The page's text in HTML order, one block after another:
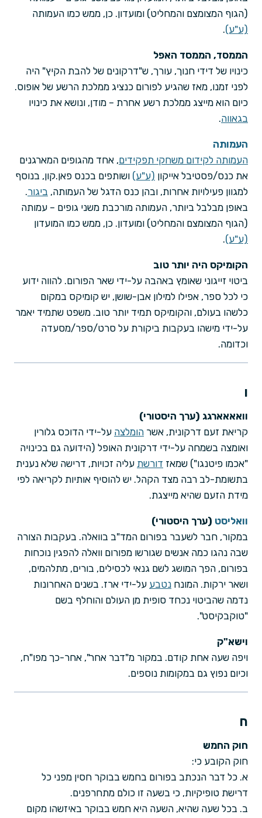
(הגוף המצומצם והמחליט) ומועדון. כן, ממש כמו העמותה
(ע"ע).
הממסד, הממסד האפל
כינויו של דידי חנוך, עורך, ש"דרקונים של להבת הקיץ" היה
לפני זמנו, מאז שהגיע לפורום כנציג ממלכת הרשע של אופוס.
כיום הוא מייצג ממלכת רשע אחרת – מודן, ונושא את כינויו
בגאווה.
העמותה
העמותה לקידום משחקי תפקידים, אחד מהגופים המארגנים
את כנס/פסטיבל אייקון (ע"ע) ושותפים בכנס פאן.קון, בנוסף
למגוון פעילויות אחרות, ובהן כנס הדגל של העמותה, ביגור.
באופן מבלבל ביותר, העמותה מורכבת משני גופים – עמותה
(הגוף המצומצם והמחליט) ומועדון. כן, ממש כמו המועדון
(ע"ע).
הקומיקס היה יותר טוב
ביטוי זייגוני שאומץ באהבה על-ידי שאר הפורום. להווה ידוע
כי לכל ספר, אפילו למילון אבן-שושן, יש קומיקס במקום
כלשהו בעולם, והקומיקס תמיד יותר טוב. משפט שתמיד יאמר
על-ידי מישהו בעקבות ביקורת על סרט/ספר/מסעדה
וכדומה.
ו
וואאאארגג (ערך היסטורי)
קריאת זעם דרקונית, אשר הומלצה על-ידי הדוכס גלורין
ואומצה בשמחה על-ידי דרקונית האופל (הידועה גם בכינויה
"אכמו פיטנגו") שמאז דורשת עליה זכויות, דרישה שלא נענית
בתשומת-לב רבה מצד הקהל. יש להוסיף אותיות לקריאה לפי
מידת הזעם שהיא מייצגת.
וואליסט (ערך היסטורי)
במקור, חבר לשעבר בפורום המד"ב בוואלה. בעקבות הצורה
שבה נהגו כמה אנשים שגורשו מפורום וואלה להפגין נוכחות
בפורום, הפך המושג לשם גנאי לכסילים, בורים, מתלהמים,
ושאר ירקות. המונח נטבע על-ידי ארז. בשנים האחרונות
נדמה שהביטוי נכחד סופית מן העולם והוחלף בשם
"טוקבקיסט".
וישא"ק
ויפה שעה אחת קודם. במקור מ"דבר אחר", אחר-כך מפו"ח,
וכיום נפוץ גם במקומות נוספים.
ח
חוק החמש
חוק הקובע כי:
א. כל דבר הנכתב בפורום בחמש בבוקר חסין מפני כל
דרישת טופיקיות, כי בשעה זו כולם מתחרפנים.
ב. בכל שעה שהיא, השעה היא חמש בבוקר באיזשהו מקום